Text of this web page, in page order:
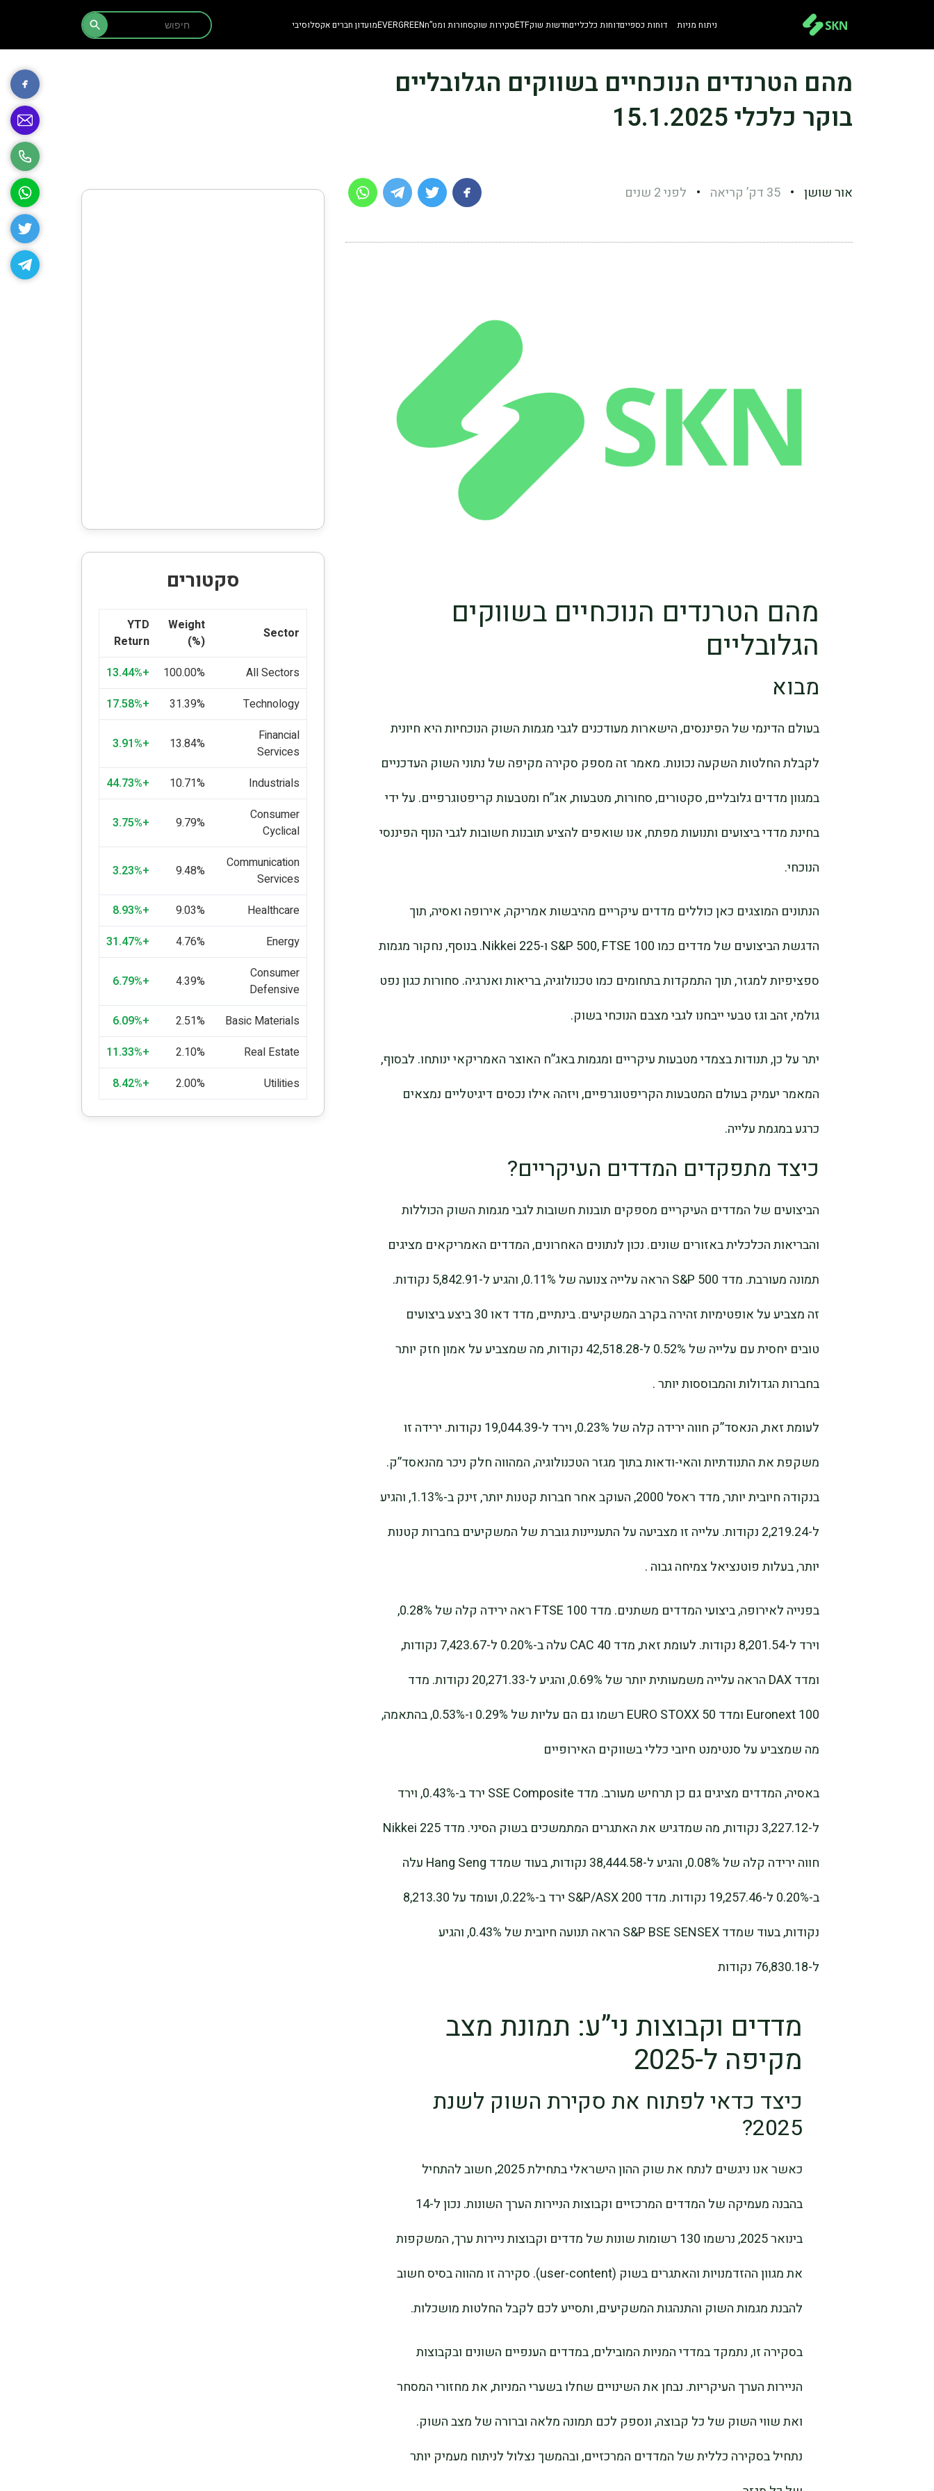
ניתוח מניות דוחות כספייםדוחות כלכלייםחדשות שוקETFסקירות שוקסחורות ומט”חEVERGREENמועדון חברים אקסלוסיבי Search
for:
Search Button
מהם הטרנדים הנוכחיים בשווקים הגלובליים
בוקר כלכלי 15.1.2025
אור שושן • 35 דק’ קריאה • לפני 2 שנים
מהם הטרנדים הנוכחיים בשווקים
הגלובליים
מבוא
בעולם הדינמי של הפיננסים, הישארות מעודכנים לגבי מגמות השוק הנוכחיות היא חיונית
לקבלת החלטות השקעה נכונות. מאמר זה מספק סקירה מקיפה של נתוני השוק העדכניים
במגוון מדדים גלובליים, סקטורים, סחורות, מטבעות, אג”ח ומטבעות קריפטוגרפיים. על ידי
בחינת מדדי ביצועים ותנועות מפתח, אנו שואפים להציע תובנות חשובות לגבי הנוף הפיננסי
הנוכחי.
הנתונים המוצגים כאן כוללים מדדים עיקריים מהיבשות אמריקה, אירופה ואסיה, תוך
הדגשת הביצועים של מדדים כמו S&P 500, FTSE 100 ו-Nikkei 225. בנוסף, נחקור מגמות
ספציפיות למגזר, תוך התמקדות בתחומים כמו טכנולוגיה, בריאות ואנרגיה. סחורות כגון נפט
גולמי, זהב וגז טבעי ייבחנו לגבי מצבם הנוכחי בשוק.
יתר על כן, תנודות בצמדי מטבעות עיקריים ומגמות באג”ח האוצר האמריקאי ינותחו. לבסוף,
המאמר יעמיק בעולם המטבעות הקריפטוגרפיים, ויזהה אילו נכסים דיגיטליים נמצאים
כרגע במגמת עלייה.
כיצד מתפקדים המדדים העיקריים?
הביצועים של המדדים העיקריים מספקים תובנות חשובות לגבי מגמות השוק הכוללות
והבריאות הכלכלית באזורים שונים. נכון לנתונים האחרונים, המדדים האמריקאים מציגים
תמונה מעורבת. מדד S&P 500 הראה עלייה צנועה של 0.11%, והגיע ל-5,842.91 נקודות.
זה מצביע על אופטימיות זהירה בקרב המשקיעים. בינתיים, מדד דאו 30 ביצע ביצועים
טובים יחסית עם עלייה של 0.52% ל-42,518.28 נקודות, מה שמצביע על אמון חזק יותר
בחברות הגדולות והמבוססות יותר .
לעומת זאת, הנאסד”ק חווה ירידה קלה של 0.23%, וירד ל-19,044.39 נקודות. ירידה זו
משקפת את התנודתיות והאי-ודאות בתוך מגזר הטכנולוגיה, המהווה חלק ניכר מהנאסד”ק.
בנקודה חיובית יותר, מדד ראסל 2000, העוקב אחר חברות קטנות יותר, זינק ב-1.13%, והגיע
ל-2,219.24 נקודות. עלייה זו מצביעה על התעניינות גוברת של המשקיעים בחברות קטנות
יותר, בעלות פוטנציאל צמיחה גבוה .
בפנייה לאירופה, ביצועי המדדים משתנים. מדד FTSE 100 ראה ירידה קלה של 0.28%,
וירד ל-8,201.54 נקודות. לעומת זאת, מדד CAC 40 עלה ב-0.20% ל-7,423.67 נקודות,
ומדד DAX הראה עלייה משמעותית יותר של 0.69%, והגיע ל-20,271.33 נקודות. מדד
Euronext 100 ומדד EURO STOXX 50 רשמו גם הם עליות של 0.29% ו-0.53%, בהתאמה,
מה שמצביע על סנטימנט חיובי כללי בשווקים האירופיים
באסיה, המדדים מציגים גם כן תרחיש מעורב. מדד SSE Composite ירד ב-0.43%, וירד
ל-3,227.12 נקודות, מה שמדגיש את האתגרים המתמשכים בשוק הסיני. מדד Nikkei 225
חווה ירידה קלה של 0.08%, והגיע ל-38,444.58 נקודות, בעוד שמדד Hang Seng עלה
ב-0.20% ל-19,257.46 נקודות. מדד S&P/ASX 200 ירד ב-0.22%, ועומד על 8,213.30
נקודות, בעוד שמדד S&P BSE SENSEX הראה תנועה חיובית של 0.43%, והגיע
ל-76,830.18 נקודות
מדדים וקבוצות ני”ע: תמונת מצב
מקיפה ל-2025
כיצד כדאי לפתוח את סקירת השוק לשנת
2025?
כאשר אנו ניגשים לנתח את שוק ההון הישראלי בתחילת 2025, חשוב להתחיל
בהבנה מעמיקה של המדדים המרכזיים וקבוצות הניירות הערך השונות. נכון ל-14
בינואר 2025, נרשמו 130 רשומות שונות של מדדים וקבוצות ניירות ערך, המשקפות
את מגוון ההזדמנויות והאתגרים בשוק (user-content). סקירה זו מהווה בסיס חשוב
להבנת מגמות השוק והתנהגות המשקיעים, ותסייע לכם לקבל החלטות מושכלות.
בסקירה זו, נתמקד במדדי המניות המובילים, במדדים הענפיים השונים ובקבוצות
הניירות הערך העיקריות. נבחן את השינויים שחלו בשערי המניות, את מחזורי המסחר
ואת שווי השוק של כל קבוצה, ונספק לכם תמונה מלאה וברורה של מצב השוק.
נתחיל בסקירה כללית של המדדים המרכזיים, ובהמשך נצלול לניתוח מעמיק יותר
סקטורים
Sector
Weight
(%)
YTD
Return
All Sectors
100.00%
+13.44%
Technology
31.39%
+17.58%
Financial
Services
13.84%
+3.91%
Industrials
10.71%
+44.73%
Consumer
Cyclical
9.79%
+3.75%
Communication
Services
9.48%
+3.23%
Healthcare
9.03%
+8.93%
Energy
4.76%
+31.47%
Consumer
Defensive
4.39%
+6.79%
Basic Materials
2.51%
+6.09%
Real Estate
2.10%
+11.33%
Utilities
2.00%
+8.42%